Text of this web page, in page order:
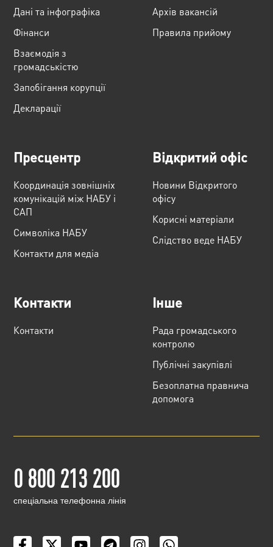
Дані та інфографіка
Фінанси
Взаємодія з
громадськістю
Запобігання корупції
Декларації
Архів вакансій
Правила прийому
Пресцентр
Координація зовнішніх
комунікацій між НАБУ і
САП
Cимволіка НАБУ
Контакти для медіа
Відкритий офіс
Новини Відкритого
офісу
Корисні матеріали
Слідство веде НАБУ
Контакти
Контакти
Інше
Рада громадського
контролю
Публічні закупівлі
Безоплатна правнича
допомога
0 800 213 200
cпеціальна телефонна лінія